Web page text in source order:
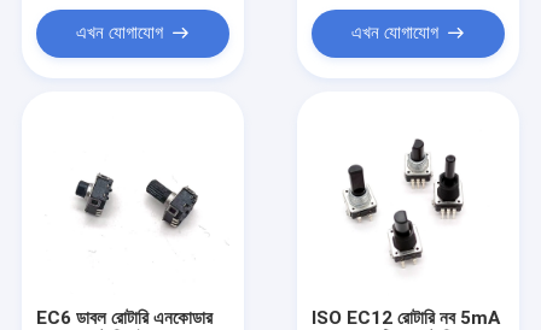
সব ক্ষেত্রেই
রোটারি পটেনশিওমিটার
ক্রমাগত ঘূর্ণমান সুইচ
এখন যোগাযোগ এখন যোগাযোগ
EC6 ডাবল রোটারি এনকোডার
ISO EC12 রোটারি নব 5mA